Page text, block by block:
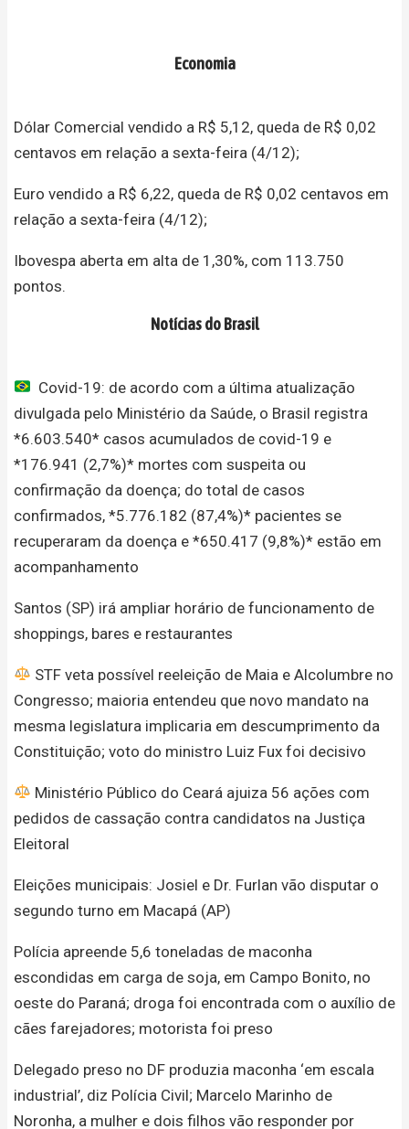
Economia
Dólar Comercial vendido a R$ 5,12, queda de R$ 0,02
centavos em relação a sexta-feira (4/12);
Euro vendido a R$ 6,22, queda de R$ 0,02 centavos em
relação a sexta-feira (4/12);
Ibovespa aberta em alta de 1,30%, com 113.750
pontos.
Notícias do Brasil
Covid-19: de acordo com a última atualização
divulgada pelo Ministério da Saúde, o Brasil registra
*6.603.540* casos acumulados de covid-19 e
*176.941 (2,7%)* mortes com suspeita ou
confirmação da doença; do total de casos
confirmados, *5.776.182 (87,4%)* pacientes se
recuperaram da doença e *650.417 (9,8%)* estão em
acompanhamento
Santos (SP) irá ampliar horário de funcionamento de
shoppings, bares e restaurantes
STF veta possível reeleição de Maia e Alcolumbre no
Congresso; maioria entendeu que novo mandato na
mesma legislatura implicaria em descumprimento da
Constituição; voto do ministro Luiz Fux foi decisivo
Ministério Público do Ceará ajuiza 56 ações com
pedidos de cassação contra candidatos na Justiça
Eleitoral
Eleições municipais: Josiel e Dr. Furlan vão disputar o
segundo turno em Macapá (AP)
Polícia apreende 5,6 toneladas de maconha
escondidas em carga de soja, em Campo Bonito, no
oeste do Paraná; droga foi encontrada com o auxílio de
cães farejadores; motorista foi preso
Delegado preso no DF produzia maconha ‘em escala
industrial’, diz Polícia Civil; Marcelo Marinho de
Noronha, a mulher e dois filhos vão responder por